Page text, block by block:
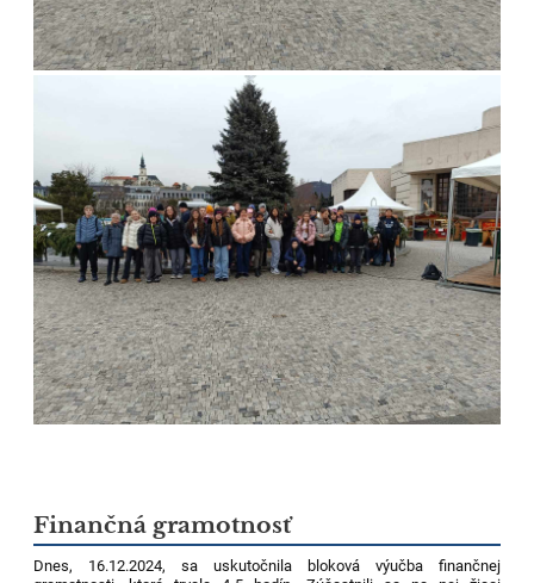
Finančná gramotnosť
Dnes, 16.12.2024, sa uskutočnila bloková výučba finančnej